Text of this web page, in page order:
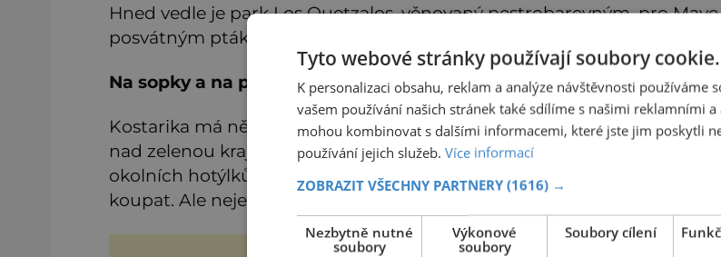
Hned vedle je park Los Quetzalos, věnovaný pestrobarevným, pro Maye
posvátným ptákům kvesalům chocholatým.
Na sopky a na pláže
Kostarika má několik vulkánů, které výhrůžně i malebně zároveň strmí
nad zelenou krajinou. Půvabná je třeba sopka Arenal, na niž je pěkný
okolních hotýlků, která má na svém úpatí stejnojmenné jezero, kde se dá
koupat. Ale nejen tam!
Tyto webové stránky používají soubory cookie.
K personalizaci obsahu, reklam a analýze návštěvnosti používáme
vašem používání našich stránek také sdílíme s našimi reklamními
mohou kombinovat s dalšími informacemi, které jste jim poskytli
používání jejich služeb. Více informací
ZOBRAZIT VŠECHNY PARTNERY (1616) →
Nezbytně nutné
soubory
Výkonové
soubory
Soubory cílení